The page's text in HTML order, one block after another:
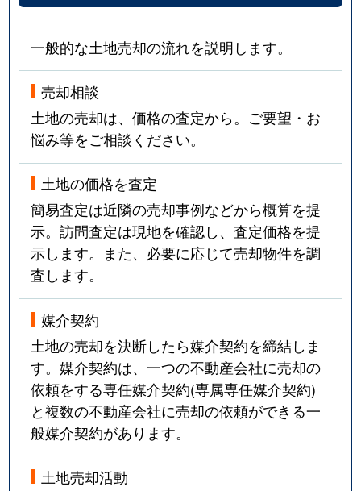
一般的な土地売却の流れを説明します。
売却相談
土地の売却は、価格の査定から。ご要望・お
悩み等をご相談ください。
土地の価格を査定
簡易査定は近隣の売却事例などから概算を提
示。訪問査定は現地を確認し、査定価格を提
示します。また、必要に応じて売却物件を調
査します。
媒介契約
土地の売却を決断したら媒介契約を締結しま
す。媒介契約は、一つの不動産会社に売却の
依頼をする専任媒介契約(専属専任媒介契約)
と複数の不動産会社に売却の依頼ができる一
般媒介契約があります。
土地売却活動